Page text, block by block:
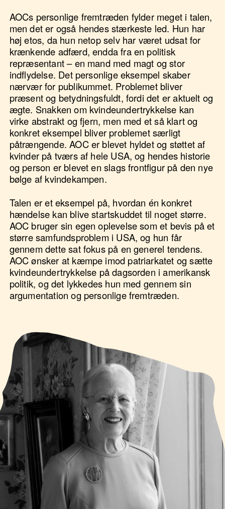
AOCs personlige fremtræden fylder meget i talen,
men det er også hendes stærkeste led. Hun har
høj etos, da hun netop selv har været udsat for
krænkende adfærd, endda fra en politisk
repræsentant – en mand med magt og stor
indflydelse. Det personlige eksempel skaber
nærvær for publikummet. Problemet bliver
præsent og betydningsfuldt, fordi det er aktuelt og
ægte. Snakken om kvindeundertrykkelse kan
virke abstrakt og fjern, men med et så klart og
konkret eksempel bliver problemet særligt
påtrængende. AOC er blevet hyldet og støttet af
kvinder på tværs af hele USA, og hendes historie
og person er blevet en slags frontfigur på den nye
bølge af kvindekampen.
Talen er et eksempel på, hvordan én konkret
hændelse kan blive startskuddet til noget større.
AOC bruger sin egen oplevelse som et bevis på et
større samfundsproblem i USA, og hun får
gennem dette sat fokus på en generel tendens.
AOC ønsker at kæmpe imod patriarkatet og sætte
kvindeundertrykkelse på dagsorden i amerikansk
politik, og det lykkedes hun med gennem sin
argumentation og personlige fremtræden.